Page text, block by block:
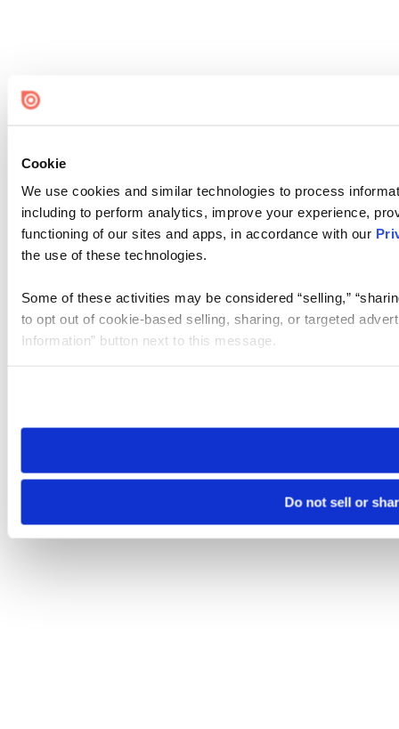
Cookie
We use cookies and similar technologies to process
including to perform analytics, improve your experience,
functioning of our sites and apps, in accordance with our
the use of these technologies.
Some of these activities may be considered “selling,”
to opt out of cookie-based selling, sharing, or targeted
Information” button next to this message.
need to be set again.
Do not sell or